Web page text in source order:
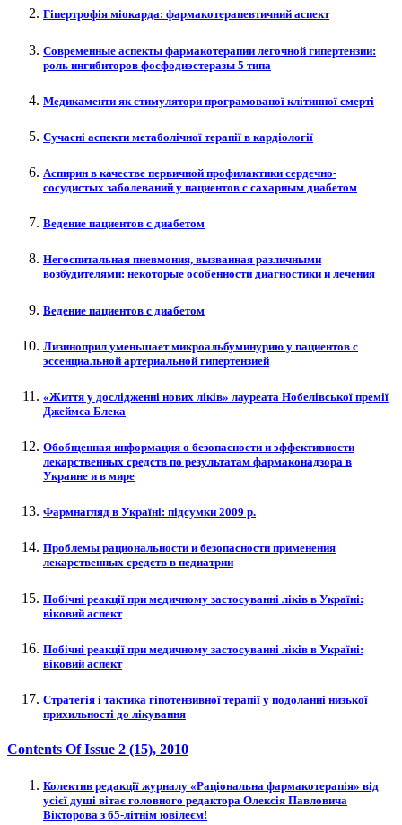
Гіпертрофія міокарда: фармакотерапевтичний аспект
Современные аспекты фармакотерапии легочной гипертензии:
роль ингибиторов фосфодиэстеразы 5 типа
Медикаменти як стимулятори програмованої клітинної смерті
Сучасні аспекти метаболічної терапії в кардіології
Аспирин в качестве первичной профилактики сердечно-
сосудистых заболеваний у пациентов с сахарным диабетом
Ведение пациентов с диабетом
Негоспитальная пневмония, вызванная различными
возбудителями: некоторые особенности диагностики и лечения
Ведение пациентов с диабетом
Лизиноприл уменьшает микроальбуминурию у пациентов с
эссенциальной артериальной гипертензией
«Життя у дослідженні нових ліків» лауреата Нобелівської премії
Джеймса Блека
Обобщенная информация о безопасности и эффективности
лекарственных средств по результатам фармаконадзора в
Украине и в мире
Фармнагляд в Україні: підсумки 2009 р.
Проблемы рациональности и безопасности применения
лекарственных средств в педиатрии
Побічні реакції при медичному застосуванні ліків в Україні:
віковий аспект
Побічні реакції при медичному застосуванні ліків в Україні:
віковий аспект
Стратегія і тактика гіпотензивної терапії у подоланні низької
прихильності до лікування
Contents Of Issue 2 (15), 2010
Колектив редакції журналу «Раціональна фармакотерапія» від
усієї душі вітає головного редактора Олексія Павловича
Вікторова з 65-літнім ювілеєм!